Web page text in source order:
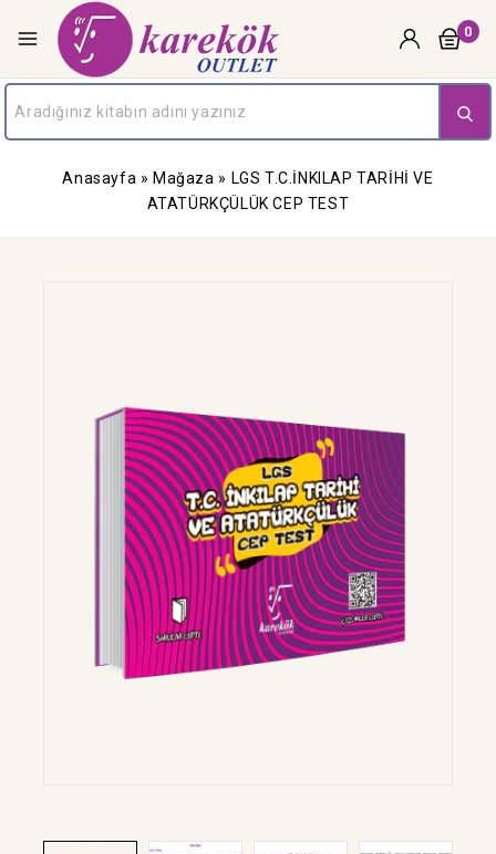
0
Anasayfa » Mağaza » LGS T.C.İNKILAP TARİHİ VE
ATATÜRKÇÜLÜK CEP TEST